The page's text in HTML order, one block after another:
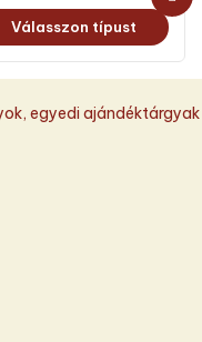
Válasszon típust